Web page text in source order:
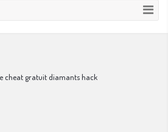
cheat gratuit diamants hack